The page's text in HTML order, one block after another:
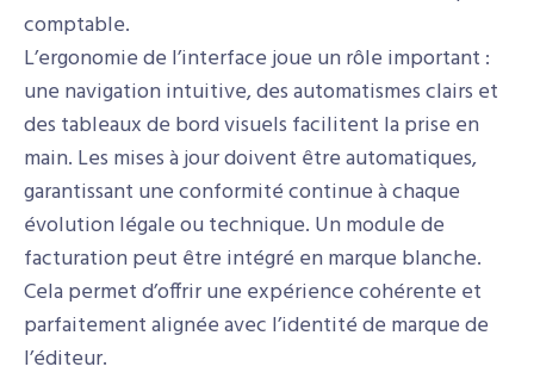
comptable.
L’ergonomie de l’interface joue un rôle important :
une navigation intuitive, des automatismes clairs et
des tableaux de bord visuels facilitent la prise en
main. Les mises à jour doivent être automatiques,
garantissant une conformité continue à chaque
évolution légale ou technique. Un module de
facturation peut être intégré en marque blanche.
Cela permet d’offrir une expérience cohérente et
parfaitement alignée avec l’identité de marque de
l’éditeur.